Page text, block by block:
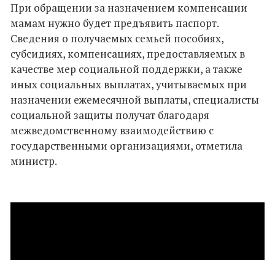
При обращении за назначением компенсации
мамам нужно будет предъявить паспорт.
Сведения о получаемых семьей пособиях,
субсидиях, компенсациях, предоставляемых в
качестве мер социальной поддержки, а также
иных социальных выплатах, учитываемых при
назначении ежемесячной выплаты, специалисты
социальной защиты получат благодаря
межведомственному взаимодействию с
государственными организациями, отметила
министр.